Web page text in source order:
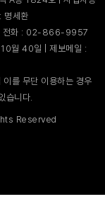
세환
| 전화 : 02-866-9957
월 40일 | 제보메일 :
를 무단 이용하는 경우
습니다.
Reserved